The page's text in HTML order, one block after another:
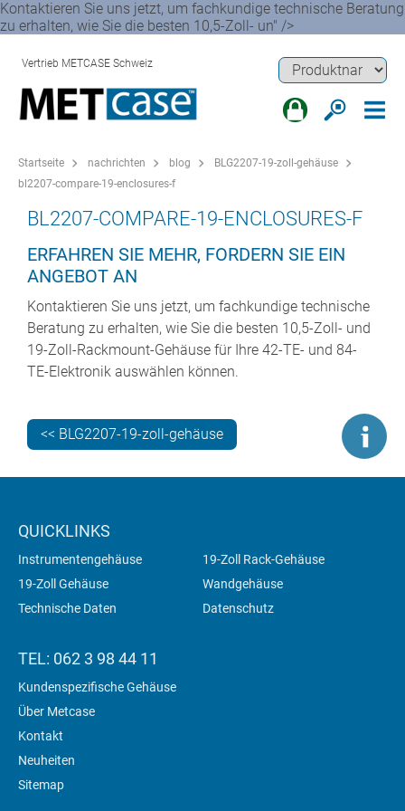
Kontaktieren Sie uns jetzt, um fachkundige technische Beratung
zu erhalten, wie Sie die besten 10,5-Zoll- un" />
Vertrieb METCASE Schweiz
Startseite nachrichten blog
BLG2207-19-zoll-gehäuse
bl2207-compare-19-enclosures-f
BL2207-COMPARE-19-ENCLOSURES-F
ERFAHREN SIE MEHR, FORDERN SIE EIN
ANGEBOT AN
Kontaktieren Sie uns jetzt, um fachkundige technische
Beratung zu erhalten, wie Sie die besten 10,5-Zoll- und
19-Zoll-Rackmount-Gehäuse für Ihre 42-TE- und 84-
TE-Elektronik auswählen können.
<< BLG2207-19-zoll-gehäuse
QUICKLINKS
Instrumentengehäuse
19-Zoll Rack-Gehäuse
19-Zoll Gehäuse
Wandgehäuse
Technische Daten
Datenschutz
TEL: 062 3 98 44 11
Kundenspezifische Gehäuse
Über Metcase
Kontakt
Neuheiten
Sitemap